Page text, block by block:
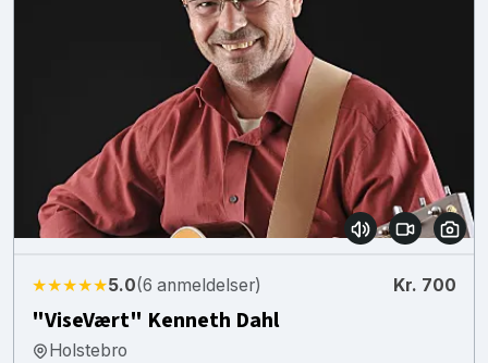
★★★★★5.0(6 anmeldelser) Kr. 700
"ViseVært" Kenneth Dahl
Holstebro